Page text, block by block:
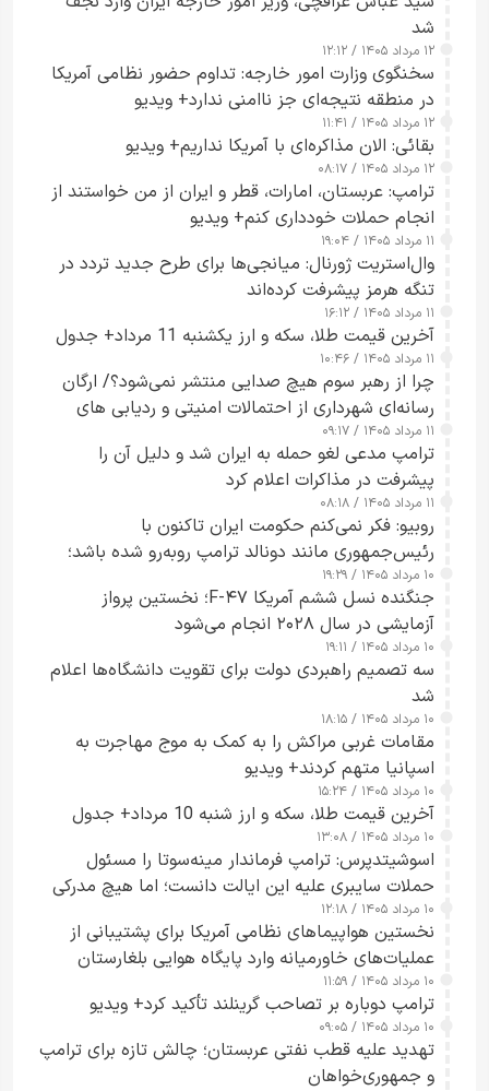
شد
۱۲ مرداد ۱۴۰۵ / ۱۲:۱۲
سخنگوی وزارت امور خارجه: تداوم حضور نظامی آمریکا
در منطقه نتیجه‌ای جز ناامنی ندارد+ ویدیو
۱۲ مرداد ۱۴۰۵ / ۱۱:۴۱
بقائی: الان مذاکره‌ای با آمریکا نداریم+ ویدیو
۱۲ مرداد ۱۴۰۵ / ۰۸:۱۷
ترامپ: عربستان، امارات، قطر و ایران از من خواستند از
انجام حملات خودداری کنم+ ویدیو
۱۱ مرداد ۱۴۰۵ / ۱۹:۰۴
وال‌استریت ژورنال: میانجی‌ها برای طرح جدید تردد در
تنگه هرمز پیشرفت کرده‌اند
۱۱ مرداد ۱۴۰۵ / ۱۶:۱۲
آخرین قیمت طلا، سکه و ارز یکشنبه 11 مرداد+ جدول
۱۱ مرداد ۱۴۰۵ / ۱۰:۴۶
چرا از رهبر سوم هیچ صدایی منتشر نمی‌شود؟/ ارگان
رسانه‌ای شهرداری از احتمالات امنیتی و ردیابی های
جاسوسی گفت
۱۱ مرداد ۱۴۰۵ / ۰۹:۱۷
ترامپ مدعی لغو حمله به ایران شد و دلیل آن را
پیشرفت در مذاکرات اعلام کرد
۱۱ مرداد ۱۴۰۵ / ۰۸:۱۸
روبیو: فکر نمی‌کنم حکومت ایران تاکنون با
رئیس‌جمهوری مانند دونالد ترامپ روبه‌رو شده باشد؛
کسی که واقعاً دست به اقدام می‌زند
۱۰ مرداد ۱۴۰۵ / ۱۹:۲۹
جنگنده نسل ششم آمریکا F-۴۷؛ نخستین پرواز
آزمایشی در سال ۲۰۲۸ انجام می‌شود
۱۰ مرداد ۱۴۰۵ / ۱۹:۱۱
سه تصمیم راهبردی دولت برای تقویت دانشگاه‌ها اعلام
شد
۱۰ مرداد ۱۴۰۵ / ۱۸:۱۵
مقامات غربی مراکش را به کمک به موج مهاجرت به
اسپانیا متهم کردند+ ویدیو
۱۰ مرداد ۱۴۰۵ / ۱۵:۲۴
آخرین قیمت طلا، سکه و ارز شنبه 10 مرداد+ جدول
۱۰ مرداد ۱۴۰۵ / ۱۳:۰۸
اسوشیتدپرس: ترامپ فرماندار مینه‌سوتا را مسئول
حملات سایبری علیه این ایالت دانست؛ اما هیچ مدرکی
ارائه نکرد
۱۰ مرداد ۱۴۰۵ / ۱۲:۱۸
نخستین هواپیماهای نظامی آمریکا برای پشتیبانی از
عملیات‌های خاورمیانه وارد پایگاه هوایی بلغارستان
شدند
۱۰ مرداد ۱۴۰۵ / ۱۱:۵۹
ترامپ دوباره بر تصاحب گرینلند تأکید کرد+ ویدیو
۱۰ مرداد ۱۴۰۵ / ۰۹:۰۵
تهدید علیه قطب نفتی عربستان؛ چالش تازه برای ترامپ
و جمهوری‌خواهان